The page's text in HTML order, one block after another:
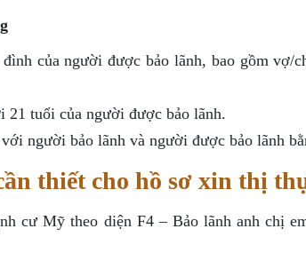
của người được bảo lãnh, bao gồm vợ/
21 tuổi của người được bảo lãnh.
người bảo lãnh và người được bảo lãnh
thiết cho hồ sơ xin thị
cư Mỹ theo diện F4 – Bảo lãnh anh chị